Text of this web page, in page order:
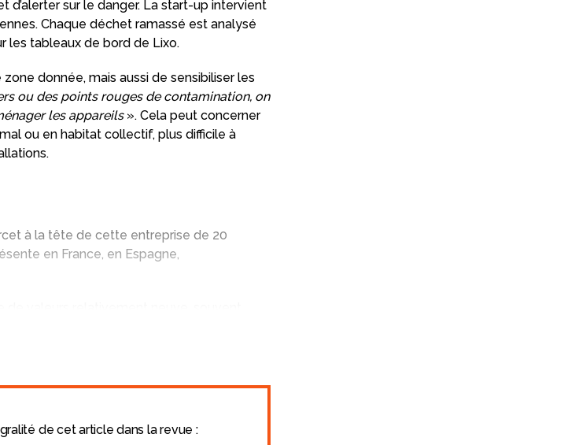
sur le danger. La start-up intervient
Chaque déchet ramassé est analysé
les tableaux de bord de Lixo.
donnée, mais aussi de sensibiliser les
ou des points rouges de contamination, on
les appareils». Cela peut concerner
ou en habitat collectif, plus difficile à
à la tête de cette entreprise de 20
en France, en Espagne,
valeurs relativement neuve, souvent
déchets sur le chemin de
environnemental.
: «
et la pression de la régulation, il fallait
a encore quelques années.»
de cet article dans la revue :